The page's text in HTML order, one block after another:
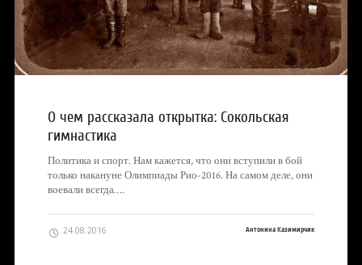
О чем рассказала открытка: Сокольская
гимнастика
Политика и спорт. Нам кажется, что они вступили в бой
только накануне Олимпиады Рио-2016. На самом деле, они
воевали всегда….
24.08.2016 Антонина Казимирчик